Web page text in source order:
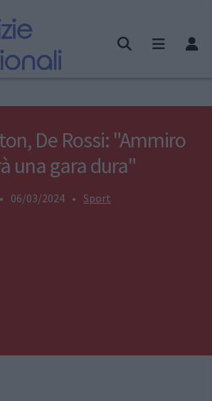
De Rossi: "Ammiro
una gara dura"
• 06/03/2024 • Sport